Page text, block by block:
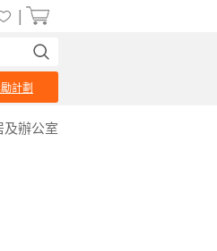
計劃
及辦公室